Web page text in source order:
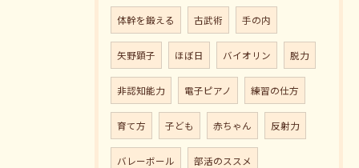
体幹を鍛える 古武術 手の内
矢野顕子 ほぼ日 バイオリン 脱力
非認知能力 電子ピアノ 練習の仕方
育て方 子ども 赤ちゃん 反射力
バレーボール 部活のススメ